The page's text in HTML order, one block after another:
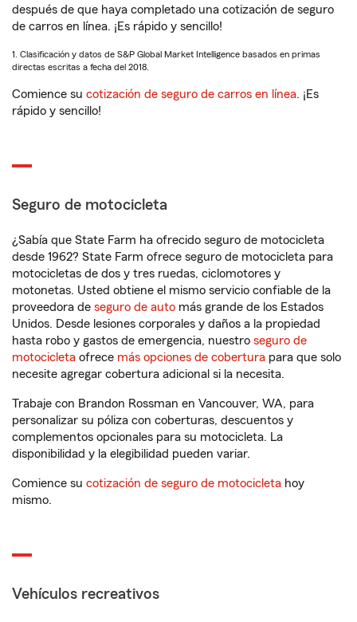
después de que haya completado una cotización de seguro
de carros en línea. ¡Es rápido y sencillo!
1. Clasificación y datos de S&P Global Market Intelligence basados en primas
directas escritas a fecha del 2018.
Comience su cotización de seguro de carros en línea. ¡Es
rápido y sencillo!
Seguro de motocicleta
¿Sabía que State Farm ha ofrecido seguro de motocicleta
desde 1962? State Farm ofrece seguro de motocicleta para
motocicletas de dos y tres ruedas, ciclomotores y
motonetas. Usted obtiene el mismo servicio confiable de la
proveedora de seguro de auto más grande de los Estados
Unidos. Desde lesiones corporales y daños a la propiedad
hasta robo y gastos de emergencia, nuestro seguro de
motocicleta ofrece más opciones de cobertura para que solo
necesite agregar cobertura adicional si la necesita.
Trabaje con Brandon Rossman en Vancouver, WA, para
personalizar su póliza con coberturas, descuentos y
complementos opcionales para su motocicleta. La
disponibilidad y la elegibilidad pueden variar.
Comience su cotización de seguro de motocicleta hoy
mismo.
Vehículos recreativos